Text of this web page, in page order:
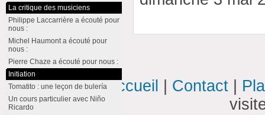
La critique des musiciens
Philippe Laccarrière a écouté pour
nous :
Michel Haumont a écouté pour
nous :
Pierre Chaze a écouté pour nous :
Initiation
Tomatito : une leçon de bulería
Un cours particulier avec Niño
Ricardo
Accueil Contact